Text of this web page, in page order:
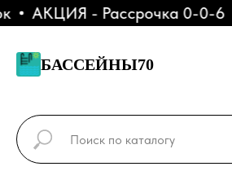
АКЦИЯ - Рассрочка 0-0-6
БАССЕЙНЫ70